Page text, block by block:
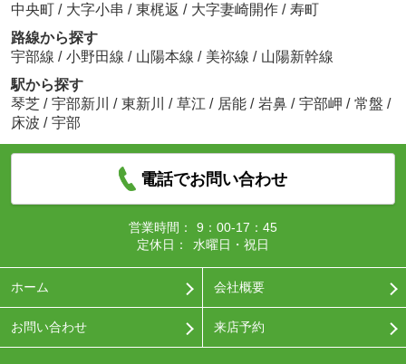
中央町 / 大字小串 / 東梶返 / 大字妻崎開作 / 寿町
路線から探す
宇部線 / 小野田線 / 山陽本線 / 美祢線 / 山陽新幹線
駅から探す
琴芝 / 宇部新川 / 東新川 / 草江 / 居能 / 岩鼻 / 宇部岬 / 常盤 /
床波 / 宇部
電話でお問い合わせ
営業時間：
9：00-17：45
定休日：
水曜日・祝日
ホーム 会社概要
お問い合わせ 来店予約